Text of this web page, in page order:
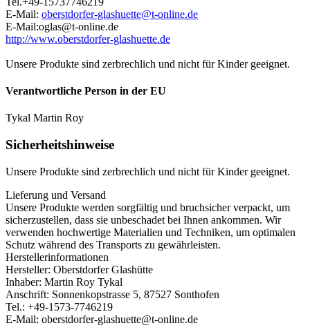
E-Mail: oberstdorfer-glashuette@t-online.de
E-Mail:oglas@t-online.de
http://www.oberstdorfer-glashuette.de
Unsere Produkte sind zerbrechlich und nicht für Kinder geeignet.
Verantwortliche Person in der EU
Tykal Martin Roy
Sicherheitshinweise
Unsere Produkte sind zerbrechlich und nicht für Kinder geeignet.
Lieferung und Versand
Unsere Produkte werden sorgfältig und bruchsicher verpackt, um
sicherzustellen, dass sie unbeschadet bei Ihnen ankommen. Wir
verwenden hochwertige Materialien und Techniken, um optimalen
Schutz während des Transports zu gewährleisten.
Herstellerinformationen
Hersteller: Oberstdorfer Glashütte
Inhaber: Martin Roy Tykal
Anschrift: Sonnenkopstrasse 5, 87527 Sonthofen
Tel.: +49-1573-7746219
E-Mail: oberstdorfer-glashuette@t-online.de